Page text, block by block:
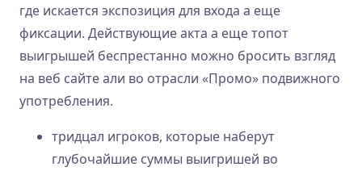
где искается экспозиция для входа а еще
фиксации. Действующие акта а еще топот
выигрышей беспрестанно можно бросить взгляд
на веб сайте али во отрасли «Промо» подвижного
употребления.
тридцал игроков, которые наберут
глубочайшие суммы выигришей во